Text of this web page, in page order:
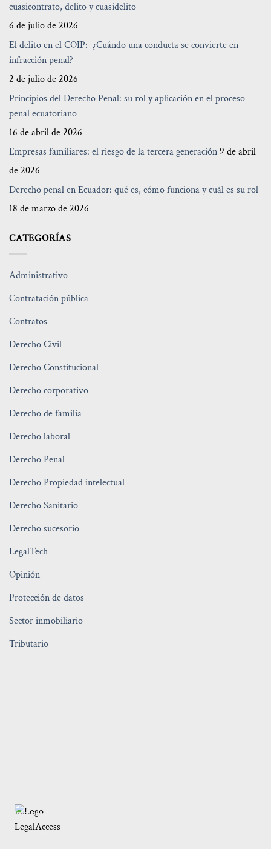
cuasicontrato, delito y cuasidelito
6 de julio de 2026
El delito en el COIP: ¿Cuándo una conducta se convierte en
infracción penal?
2 de julio de 2026
Principios del Derecho Penal: su rol y aplicación en el proceso
penal ecuatoriano
16 de abril de 2026
Empresas familiares: el riesgo de la tercera generación9 de abril
de 2026
Derecho penal en Ecuador: qué es, cómo funciona y cuál es su rol
18 de marzo de 2026
CATEGORÍAS
Administrativo
Contratación pública
Contratos
Derecho Civil
Derecho Constitucional
Derecho corporativo
Derecho de familia
Derecho laboral
Derecho Penal
Derecho Propiedad intelectual
Derecho Sanitario
Derecho sucesorio
LegalTech
Opinión
Protección de datos
Sector inmobiliario
Tributario
+593
99
Inicio
Servicios